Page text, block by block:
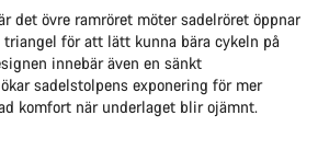
det övre ramröret möter sadelröret öppnar
för att lätt kunna bära cykeln på
innebär även en sänkt
sadelstolpens exponering för mer
komfort när underlaget blir ojämnt.